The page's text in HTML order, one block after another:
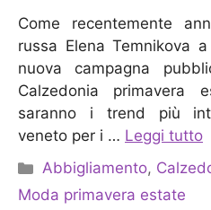
Come recentemente
russa Elena Temnikova
nuova campagna
Calzedonia primavera
saranno i trend più
veneto per i … Leggi tutto
Categorie
Abbigliamento,
Moda primavera estate